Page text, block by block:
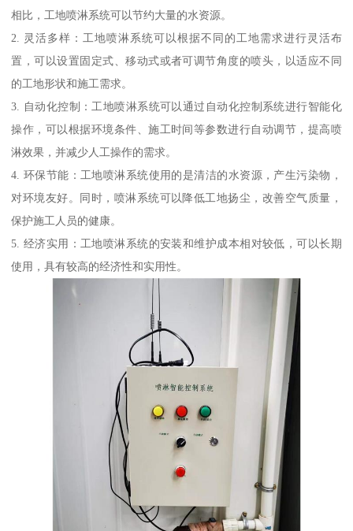
相比，工地喷淋系统可以节约大量的水资源。
2. 灵活多样：工地喷淋系统可以根据不同的工地需求进行灵活布
置，可以设置固定式、移动式或者可调节角度的喷头，以适应不同
的工地形状和施工需求。
3. 自动化控制：工地喷淋系统可以通过自动化控制系统进行智能化
操作，可以根据环境条件、施工时间等参数进行自动调节，提高喷
淋效果，并减少人工操作的需求。
4. 环保节能：工地喷淋系统使用的是清洁的水资源，产生污染物，
对环境友好。同时，喷淋系统可以降低工地扬尘，改善空气质量，
保护施工人员的健康。
5. 经济实用：工地喷淋系统的安装和维护成本相对较低，可以长期
使用，具有较高的经济性和实用性。